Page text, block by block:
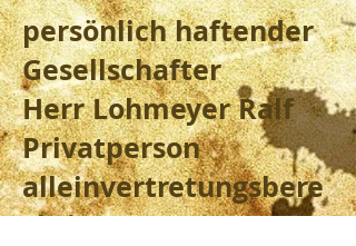
persönlich haftender
Gesellschafter
Herr Lohmeyer Ralf
Privatperson
alleinvertretungsbere
chtigt